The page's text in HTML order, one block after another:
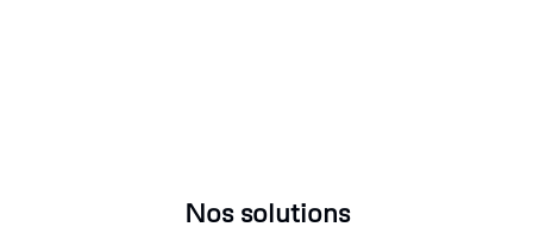
Nos solutions